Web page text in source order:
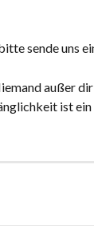
sende uns
außer
ist